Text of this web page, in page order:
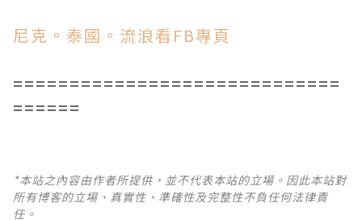
尼克。泰國。流浪看FB專頁
=============================
======
*本站之內容由作者所提供，並不代表本站的立場。因此本站對
所有博客的立場、真實性、準確性及完整性不負任何法律責
任。